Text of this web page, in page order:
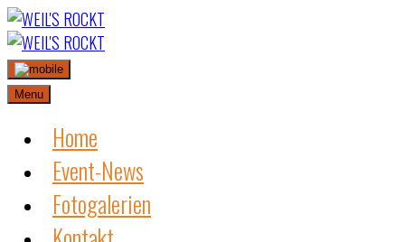
Skip
to
content
Menu
Home
Event-News
Fotogalerien